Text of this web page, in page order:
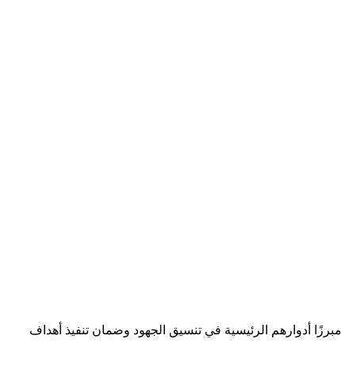
أدوارهم الرئيسية في تنسيق الجهود وضمان تنفيذ أهداف